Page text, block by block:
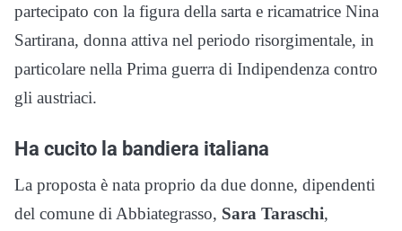
partecipato con la figura della sarta e ricamatrice Nina
Sartirana, donna attiva nel periodo risorgimentale, in
particolare nella Prima guerra di Indipendenza contro
gli austriaci.
Ha cucito la bandiera italiana
La proposta è nata proprio da due donne, dipendenti
del comune di Abbiategrasso, Sara Taraschi,